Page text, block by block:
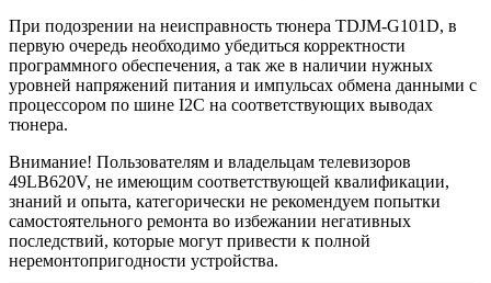
При подозрении на неисправность тюнера TDJM-G101D, в
первую очередь необходимо убедиться корректности
программного обеспечения, а так же в наличии нужных
уровней напряжений питания и импульсах обмена данными с
процессором по шине I2C на соответствующих выводах
тюнера.
Внимание! Пользователям и владельцам телевизоров
49LB620V, не имеющим соответствующей квалификации,
знаний и опыта, категорически не рекомендуем попытки
самостоятельного ремонта во избежании негативных
последствий, которые могут привести к полной
неремонтопригодности устройства.